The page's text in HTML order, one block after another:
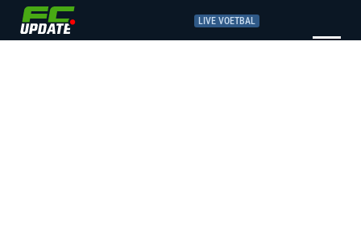
LIVE VOETBAL